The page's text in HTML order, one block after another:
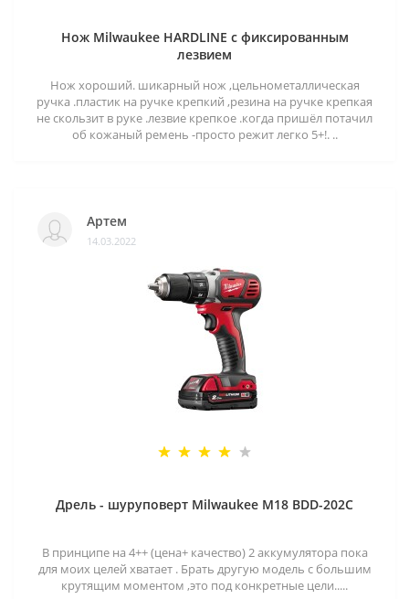
Нож Milwaukee HARDLINE с фиксированным
лезвием
Нож хороший. шикарный нож ,цельнометаллическая
ручка .пластик на ручке крепкий ,резина на ручке крепкая
не скользит в руке .лезвие крепкое .когда пришёл потачил
об кожаный ремень -просто режит легко 5+!. ..
Артем
14.03.2022
Дрель - шуруповерт Milwaukee M18 BDD-202C
В принципе на 4++ (цена+ качество) 2 аккумулятора пока
для моих целей хватает . Брать другую модель с большим
крутящим моментом ,это под конкретные цели.....